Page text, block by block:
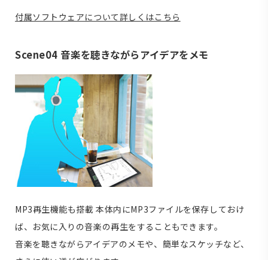
付属ソフトウェアについて詳しくはこちら
Scene04 音楽を聴きながらアイデアをメモ
MP3再生機能も搭載 本体内にMP3ファイルを保存しておけ
ば、お気に入りの音楽の再生をすることもできます。
音楽を聴きながらアイデアのメモや、簡単なスケッチなど、